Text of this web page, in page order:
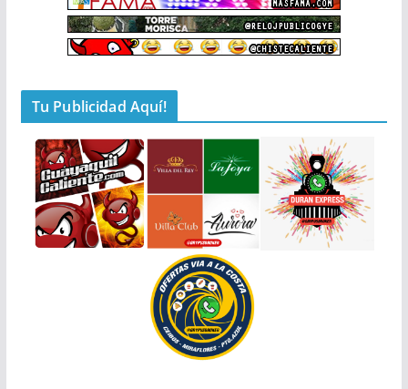
Tu Publicidad Aquí!